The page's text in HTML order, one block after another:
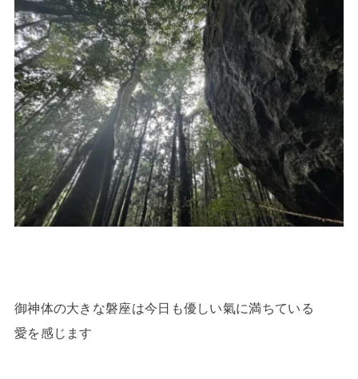
御神体の大きな磐座は今日も優しい氣に満ちている
愛を感じます